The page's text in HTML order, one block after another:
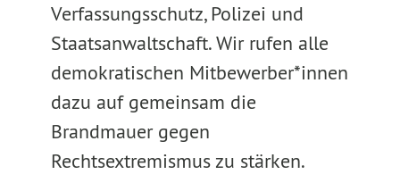
Verfassungsschutz, Polizei und
Staatsanwaltschaft. Wir rufen alle
demokratischen Mitbewerber*innen
dazu auf gemeinsam die
Brandmauer gegen
Rechtsextremismus zu stärken.